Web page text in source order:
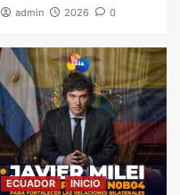
admin 2026 0
ECUADOR
INICIO